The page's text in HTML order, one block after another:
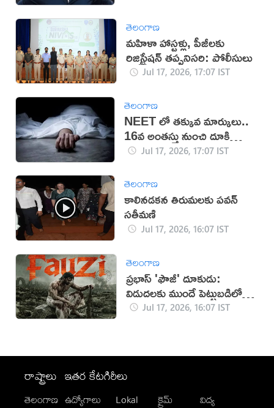
తెలంగాణ
మహిళా హాస్టళ్లు, పీజీలకు
రిజిస్ట్రేషన్ తప్పనిసరి: పోలీసులు
Jul 17, 2026, 17:07 IST
తెలంగాణ
NEET లో తక్కువ మార్కులు..
16వ అంతస్తు నుంచి దూకి
ఆత్మహత్య
Jul 17, 2026, 17:07 IST
తెలంగాణ
కాలినడకన తిరుమలకు పవన్‌
సతీమణి
Jul 17, 2026, 16:07 IST
తెలంగాణ
ప్రభాస్ 'ఫౌజీ' దూకుడు:
విడుదలకు ముందే పెట్టుబడిలో
సగం రికవరీ!
Jul 17, 2026, 16:07 IST
రాష్ట్రాలు
తెలంగాణ
ఇతర కేటగిరీలు
ఉద్యోగాలు
Lokal
క్రైమ్
విద్య